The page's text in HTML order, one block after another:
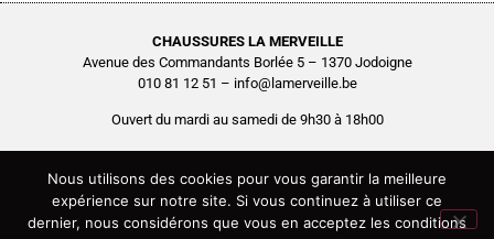
CHAUSSURES LA MERVEILLE
Avenue des Commandants Borlée 5 – 1370 Jodoigne
010 81 12 51 – info@lamerveille.be
Ouvert du mardi au samedi de 9h30 à 18h00
Chaussures Quertémont SRL
BCE0416.261.048
Copyright © 2026 Chaussures La Merveille – Tous droits réservés
Site réalisé par
Nous utilisons des cookies pour vous garantir la meilleure
expérience sur notre site. Si vous continuez à utiliser ce
dernier, nous considérons que vous en acceptez les conditions